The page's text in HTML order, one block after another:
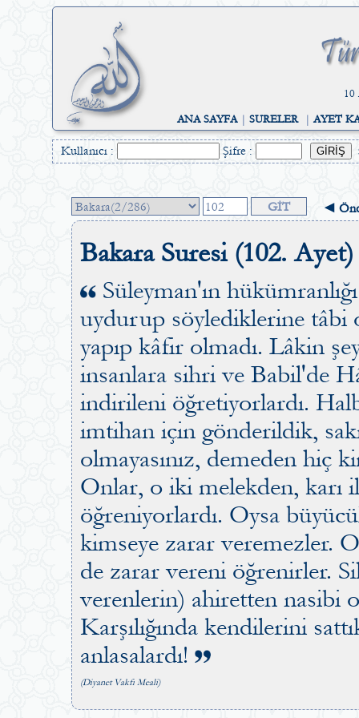
10
ANA SAYFA| SURELER| AYET
Kullanıcı : Şifre :
◄
Bakara Suresi (102. Ayet)
Süleyman'ın
uydurup söylediklerine tâbi
yapıp kâfir olmadı. Lâkin
insanlara sihri ve Babil'de
indirileni öğretiyorlardı.
imtihan için gönderildik,
olmayasınız, demeden hiç
Onlar, o iki melekden, karı
öğreniyorlardı. Oysa
kimseye zarar veremezler.
de zarar vereni öğrenirler.
verenlerin) ahiretten nasibi
Karşılığında kendilerini
anlasalardı!
(Diyanet Vakfı Meali)